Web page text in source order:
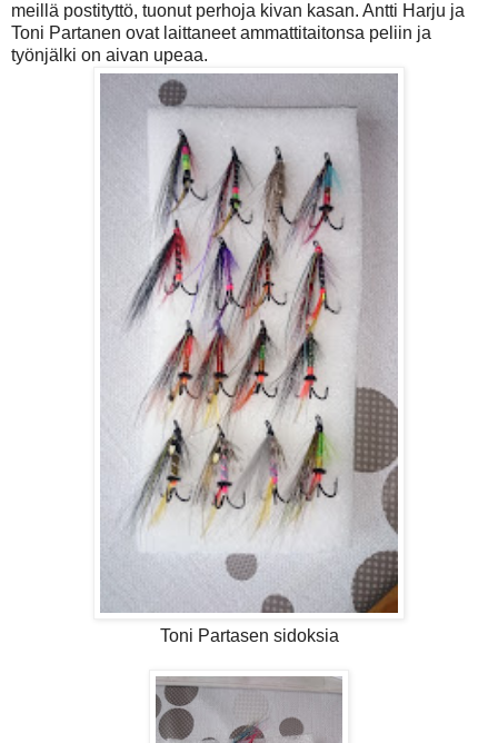
meillä postityttö, tuonut perhoja kivan kasan. Antti Harju ja
Toni Partanen ovat laittaneet ammattitaitonsa peliin ja
työnjälki on aivan upeaa.
Toni Partasen sidoksia